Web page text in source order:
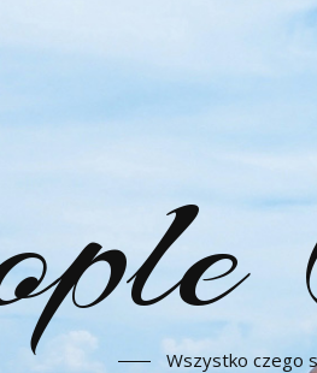
Wszystko czego